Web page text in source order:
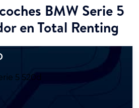
BMW Serie 5
en Total Renting